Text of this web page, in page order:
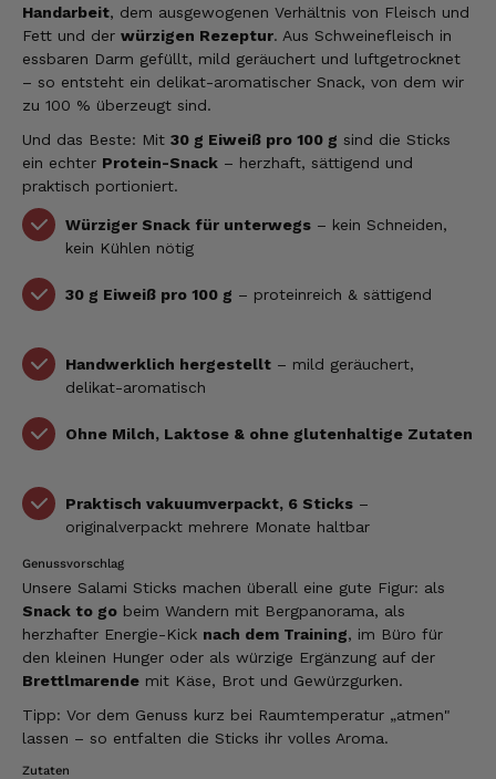
Handarbeit, dem ausgewogenen Verhältnis von Fleisch und
Fett und der würzigen Rezeptur. Aus Schweinefleisch in
essbaren Darm gefüllt, mild geräuchert und luftgetrocknet
– so entsteht ein delikat-aromatischer Snack, von dem wir
zu 100 % überzeugt sind.
Und das Beste: Mit 30 g Eiweiß pro 100 g sind die Sticks
ein echter Protein-Snack – herzhaft, sättigend und
praktisch portioniert.
Würziger Snack für unterwegs – kein Schneiden,
kein Kühlen nötig
30 g Eiweiß pro 100 g – proteinreich & sättigend
Handwerklich hergestellt – mild geräuchert,
delikat-aromatisch
Ohne Milch, Laktose & ohne glutenhaltige Zutaten
Praktisch vakuumverpackt, 6 Sticks –
originalverpackt mehrere Monate haltbar
Genussvorschlag
Unsere Salami Sticks machen überall eine gute Figur: als
Snack to go beim Wandern mit Bergpanorama, als
herzhafter Energie-Kick nach dem Training, im Büro für
den kleinen Hunger oder als würzige Ergänzung auf der
Brettlmarende mit Käse, Brot und Gewürzgurken.
Tipp: Vor dem Genuss kurz bei Raumtemperatur „atmen"
lassen – so entfalten die Sticks ihr volles Aroma.
Zutaten